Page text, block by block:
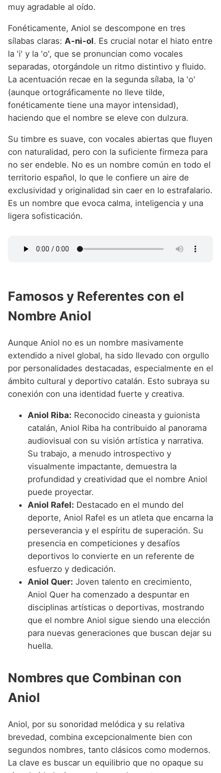
muy agradable al oído.
Fonéticamente, Aniol se descompone en tres
sílabas claras: A-ni-ol. Es crucial notar el hiato entre
la 'i' y la 'o', que se pronuncian como vocales
separadas, otorgándole un ritmo distintivo y fluido.
La acentuación recae en la segunda sílaba, la 'o'
(aunque ortográficamente no lleve tilde,
fonéticamente tiene una mayor intensidad),
haciendo que el nombre se eleve con dulzura.
Su timbre es suave, con vocales abiertas que fluyen
con naturalidad, pero con la suficiente firmeza para
no ser endeble. No es un nombre común en todo el
territorio español, lo que le confiere un aire de
exclusividad y originalidad sin caer en lo estrafalario.
Es un nombre que evoca calma, inteligencia y una
ligera sofisticación.
Famosos y Referentes con el
Nombre Aniol
Aunque Aniol no es un nombre masivamente
extendido a nivel global, ha sido llevado con orgullo
por personalidades destacadas, especialmente en el
ámbito cultural y deportivo catalán. Esto subraya su
conexión con una identidad fuerte y creativa.
Aniol Riba: Reconocido cineasta y guionista
catalán, Aniol Riba ha contribuido al panorama
audiovisual con su visión artística y narrativa.
Su trabajo, a menudo introspectivo y
visualmente impactante, demuestra la
profundidad y creatividad que el nombre Aniol
puede proyectar.
Aniol Rafel: Destacado en el mundo del
deporte, Aniol Rafel es un atleta que encarna la
perseverancia y el espíritu de superación. Su
presencia en competiciones y desafíos
deportivos lo convierte en un referente de
esfuerzo y dedicación.
Aniol Quer: Joven talento en crecimiento,
Aniol Quer ha comenzado a despuntar en
disciplinas artísticas o deportivas, mostrando
que el nombre Aniol sigue siendo una elección
para nuevas generaciones que buscan dejar su
huella.
Nombres que Combinan con
Aniol
Aniol, por su sonoridad melódica y su relativa
brevedad, combina excepcionalmente bien con
segundos nombres, tanto clásicos como modernos.
La clave es buscar un equilibrio que no opaque su